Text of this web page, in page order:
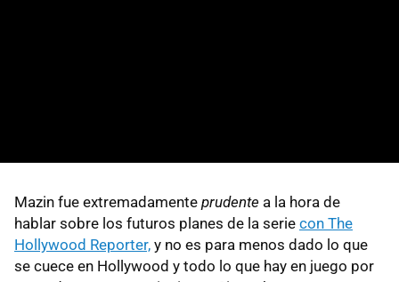
Mazin fue extremadamente prudente a la hora de
hablar sobre los futuros planes de la serie con The
Hollywood Reporter, y no es para menos dado lo que
se cuece en Hollywood y todo lo que hay en juego por